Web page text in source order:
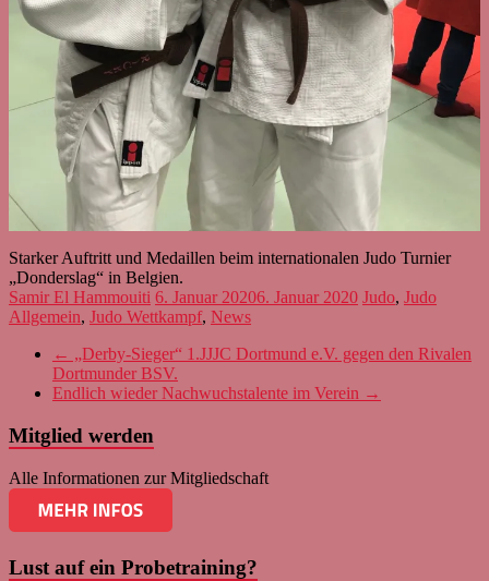
Starker Auftritt und Medaillen beim internationalen Judo Turnier
„Donderslag“ in Belgien.
Samir El Hammouiti 6. Januar 20206. Januar 2020 Judo, Judo
Allgemein, Judo Wettkampf, News
← „Derby-Sieger“ 1.JJJC Dortmund e.V. gegen den Rivalen
Dortmunder BSV.
Endlich wieder Nachwuchstalente im Verein →
Mitglied werden
Alle Informationen zur Mitgliedschaft
Lust auf ein Probetraining?